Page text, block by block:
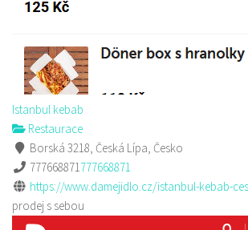
Istanbul kebab
Restaurace
Borská 3218, Česká Lípa, Česko
777668871777668871
https://www.damejidlo.cz/istanbul-kebab-
prodej s sebou